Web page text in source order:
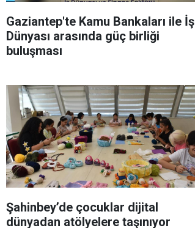
Gaziantep'te Kamu Bankaları ile İş
Dünyası arasında güç birliği
buluşması
Şahinbey’de çocuklar dijital
dünyadan atölyelere taşınıyor